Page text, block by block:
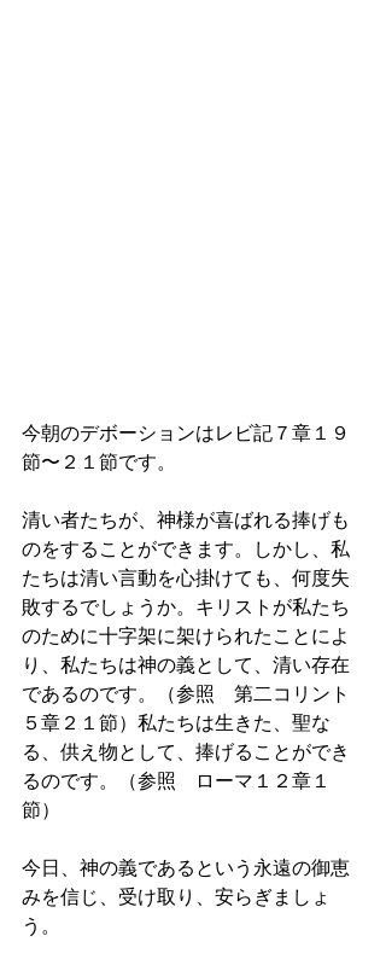
今朝のデボーションはレビ記７章１９
節〜２１節です。
清い者たちが、神様が喜ばれる捧げも
のをすることができます。しかし、私
たちは清い言動を心掛けても、何度失
敗するでしょうか。キリストが私たち
のために十字架に架けられたことによ
り、私たちは神の義として、清い存在
であるのです。（参照　第二コリント
５章２１節）私たちは生きた、聖な
る、供え物として、捧げることができ
るのです。（参照　ローマ１２章１
節）
今日、神の義であるという永遠の御恵
みを信じ、受け取り、安らぎましょ
う。